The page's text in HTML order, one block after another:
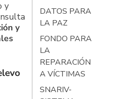
y
y
DATOS PARA
LA PAZ
FONDO PARA
LA
REPARACIÓN
A VÍCTIMAS
SNARIV-